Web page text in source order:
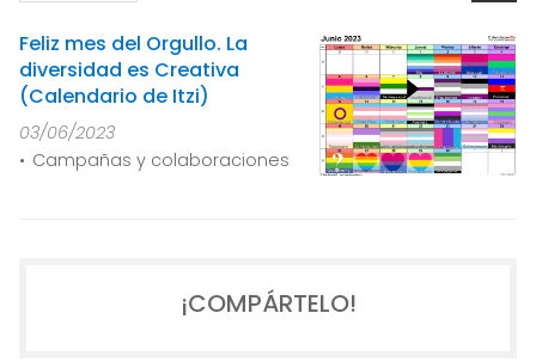
Feliz mes del Orgullo. La
diversidad es Creativa
(Calendario de Itzi)
03/06/2023
Campañas y colaboraciones
¡COMPÁRTELO!